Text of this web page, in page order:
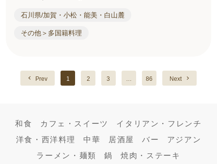
石川県/加賀・小松・能美・白山麓
その他＞多国籍料理
Prev 1 2 3 86 Next
和食 カフェ・スイーツ
イタリアン・フレンチ
洋食・西洋料理
中華 居酒屋 バー
アジアン
ラーメン・麺類
鍋
焼肉・ステーキ